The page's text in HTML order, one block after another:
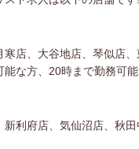
寒店、大谷地店、琴似店
方、20時まで勤務可
新利府店、気仙沼店、秋